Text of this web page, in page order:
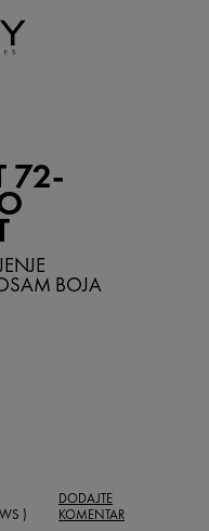
72-
BOJA
)
DODAJTE
KOMENTAR